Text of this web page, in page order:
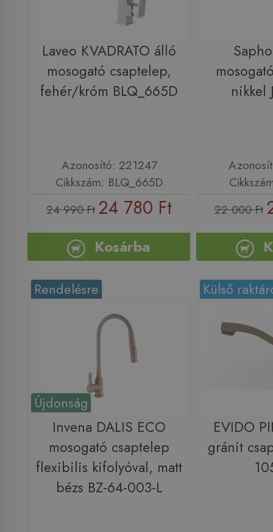
Laveo KVADRATO álló
mosogató csaptelep,
fehér/króm BLQ_665D
Azonosító: 221247
Cikkszám: BLQ_665D
24 990 Ft 24 780 Ft
Kosárba
nikkel
22 000 Ft
Újdonság
Rendelésre
Invena DALIS ECO
mosogató csaptelep
flexibilis kifolyóval, matt
bézs BZ-64-003-L
Külső
EVIDO
gránit